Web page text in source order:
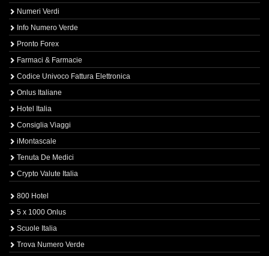
Numeri Verdi
Info Numero Verde
Pronto Forex
Farmaci & Farmacie
Codice Univoco Fattura Elettronica
Onlus Italiane
Hotel Italia
Consiglia Viaggi
iMontascale
Tenuta De Medici
Crypto Valute Italia
800 Hotel
5 x 1000 Onlus
Scuole Italia
Trova Numero Verde